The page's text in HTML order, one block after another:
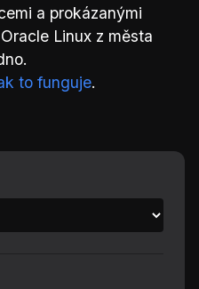
a prokázanými
Linux z města
to funguje.